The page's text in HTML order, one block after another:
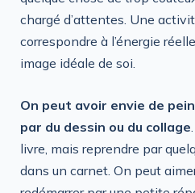
chargé d’attentes. Une
correspondre à l’énergie
image idéale de soi.
On peut avoir envie de
par du dessin ou du collage
livre, mais reprendre par
dans un carnet. On peut